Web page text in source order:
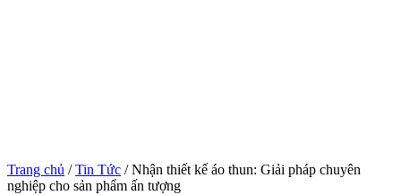
Trang chủ /Tin Tức / Nhận thiết kế áo thun: Giải pháp chuyên
nghiệp cho sản phẩm ấn tượng